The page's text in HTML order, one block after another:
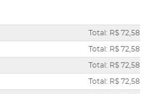
Total: R$ 72,58
Total: R$ 72,58
Total: R$ 72,58
Total: R$ 72,58